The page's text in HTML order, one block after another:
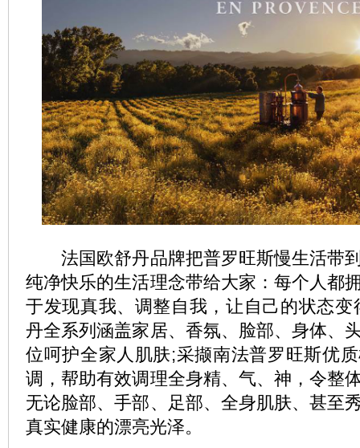
法国欧舒丹品牌把普罗旺斯慢生活带
纯净快乐的生活理念带给大家：每个人都
于发现真我、调整自我，让自己的状态
丹全系列涵盖家居、香氛、脸部、身体、
位呵护全家人肌肤;采撷南法普罗旺斯优
调，帮助有效调理全身精、气、神，令整
无论脸部、手部、足部、全身肌肤、甚至
真实健康的漂亮光泽。